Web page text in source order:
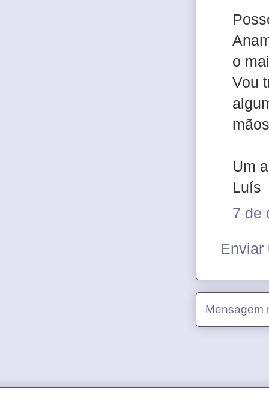
o
Vou
Um
Luís
7 de
Enviar
Mensagem